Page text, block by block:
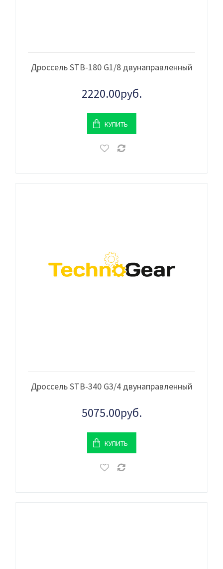
Дроссель STB-180 G1/8 двунаправленный
2220.00руб.
КУПИТЬ
Дроссель STB-340 G3/4 двунаправленный
5075.00руб.
КУПИТЬ